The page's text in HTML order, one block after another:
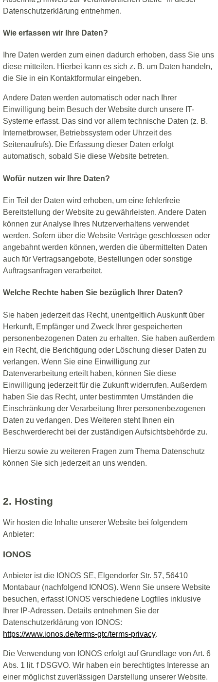
Datenschutzerklärung entnehmen.
Wie erfassen wir Ihre Daten?
Ihre Daten werden zum einen dadurch erhoben, dass Sie uns
diese mitteilen. Hierbei kann es sich z. B. um Daten handeln,
die Sie in ein Kontaktformular eingeben.
Andere Daten werden automatisch oder nach Ihrer
Einwilligung beim Besuch der Website durch unsere IT-
Systeme erfasst. Das sind vor allem technische Daten (z. B.
Internetbrowser, Betriebssystem oder Uhrzeit des
Seitenaufrufs). Die Erfassung dieser Daten erfolgt
automatisch, sobald Sie diese Website betreten.
Wofür nutzen wir Ihre Daten?
Ein Teil der Daten wird erhoben, um eine fehlerfreie
Bereitstellung der Website zu gewährleisten. Andere Daten
können zur Analyse Ihres Nutzerverhaltens verwendet
werden. Sofern über die Website Verträge geschlossen oder
angebahnt werden können, werden die übermittelten Daten
auch für Vertragsangebote, Bestellungen oder sonstige
Auftragsanfragen verarbeitet.
Welche Rechte haben Sie bezüglich Ihrer Daten?
Sie haben jederzeit das Recht, unentgeltlich Auskunft über
Herkunft, Empfänger und Zweck Ihrer gespeicherten
personenbezogenen Daten zu erhalten. Sie haben außerdem
ein Recht, die Berichtigung oder Löschung dieser Daten zu
verlangen. Wenn Sie eine Einwilligung zur
Datenverarbeitung erteilt haben, können Sie diese
Einwilligung jederzeit für die Zukunft widerrufen. Außerdem
haben Sie das Recht, unter bestimmten Umständen die
Einschränkung der Verarbeitung Ihrer personenbezogenen
Daten zu verlangen. Des Weiteren steht Ihnen ein
Beschwerderecht bei der zuständigen Aufsichtsbehörde zu.
Hierzu sowie zu weiteren Fragen zum Thema Datenschutz
können Sie sich jederzeit an uns wenden.
2. Hosting
Wir hosten die Inhalte unserer Website bei folgendem
Anbieter:
IONOS
Anbieter ist die IONOS SE, Elgendorfer Str. 57, 56410
Montabaur (nachfolgend IONOS). Wenn Sie unsere Website
besuchen, erfasst IONOS verschiedene Logfiles inklusive
Ihrer IP-Adressen. Details entnehmen Sie der
Datenschutzerklärung von IONOS:
https://www.ionos.de/terms-gtc/terms-privacy.
Die Verwendung von IONOS erfolgt auf Grundlage von Art. 6
Abs. 1 lit. f DSGVO. Wir haben ein berechtigtes Interesse an
einer möglichst zuverlässigen Darstellung unserer Website.